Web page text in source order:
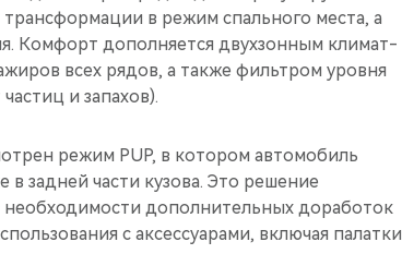
в режим спального места, а
Комфорт дополняется двухзонным климат-
всех рядов, а также фильтром уровня
и запахов).
режим PUP, в котором автомобиль
задней части кузова. Это решение
необходимости дополнительных доработок
с аксессуарами, включая палатки